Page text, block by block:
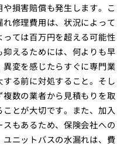
損害賠償も発生します。こ
修理費用は、状況によって
ては百万円を超える可能性
えるためには、何よりも早
変を感じたらすぐに専門業
る前に対処すること。そし
数の業者から見積もりを取
とが大切です。また、加入
もあるため、保険会社への
ニットバスの水漏れは、費